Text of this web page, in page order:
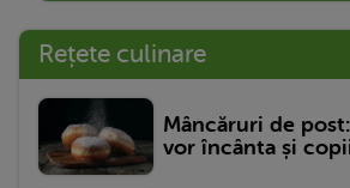
Rețete culinare
Mâncăruri de
vor încânta și